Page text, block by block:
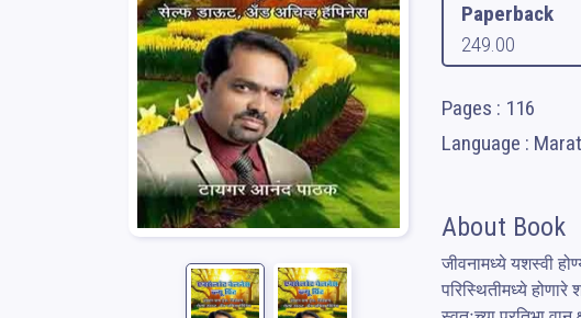
Paperback
249.00
Pages : 116
Language :
About Book
जीवनामध्ये यशस्वी
परिस्थितीमध्ये